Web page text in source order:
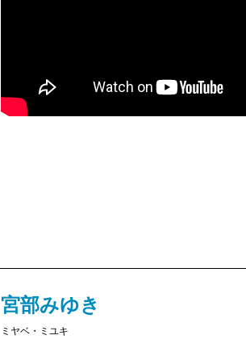
宮部みゆき
ミヤベ・ミユキ